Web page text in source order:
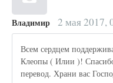
Владимир 2 мая 2017,
Всем сердцем
Клеопы ( Илии )!
перевод. Храни вас